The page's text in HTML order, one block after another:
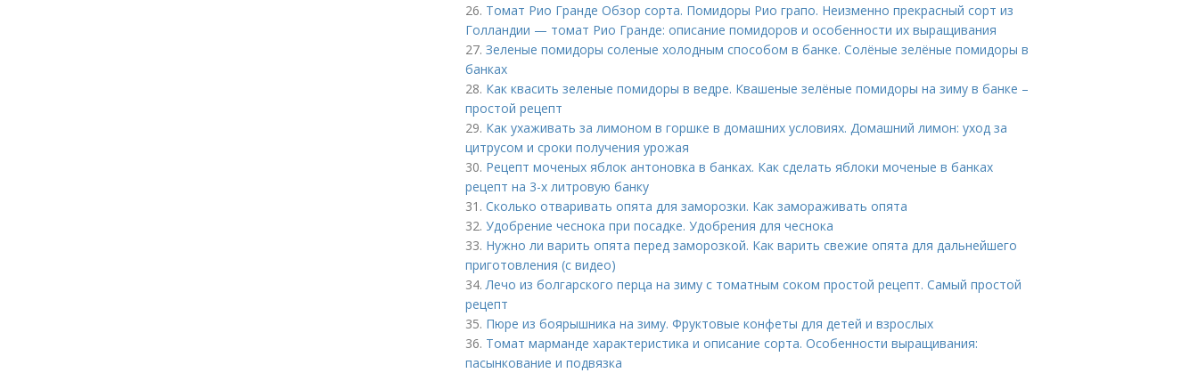
26. Томат Рио Гранде Обзор сорта. Помидоры Рио грапо. Неизменно прекрасный сорт из
Голландии — томат Рио Гранде: описание помидоров и особенности их выращивания
27. Зеленые помидоры соленые холодным способом в банке. Солёные зелёные помидоры в
банках
28. Как квасить зеленые помидоры в ведре. Квашеные зелёные помидоры на зиму в банке –
простой рецепт
29. Как ухаживать за лимоном в горшке в домашних условиях. Домашний лимон: уход за
цитрусом и сроки получения урожая
30. Рецепт моченых яблок антоновка в банках. Как сделать яблоки моченые в банках
рецепт на 3-х литровую банку
31. Сколько отваривать опята для заморозки. Как замораживать опята
32. Удобрение чеснока при посадке. Удобрения для чеснока
33. Нужно ли варить опята перед заморозкой. Как варить свежие опята для дальнейшего
приготовления (с видео)
34.Лечо из болгарского перца на зиму с томатным соком простой рецепт. Самый простой
рецепт
35. Пюре из боярышника на зиму. Фруктовые конфеты для детей и взрослых
36. Томат марманде характеристика и описание сорта. Особенности выращивания:
пасынкование и подвязка